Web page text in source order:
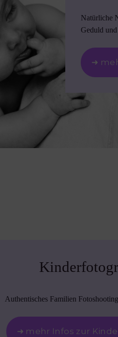
Natürliche
Geduld
➜
Authentisches Familien
➜ mehr Infos zur